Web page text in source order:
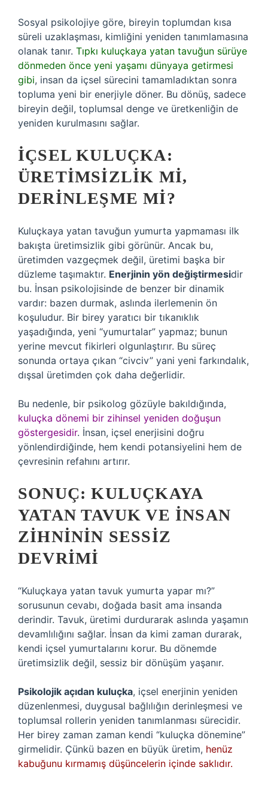
Sosyal psikolojiye göre, bireyin toplumdan kısa
süreli uzaklaşması, kimliğini yeniden tanımlamasına
olanak tanır. Tıpkı kuluçkaya yatan tavuğun sürüye
dönmeden önce yeni yaşamı dünyaya getirmesi
gibi, insan da içsel sürecini tamamladıktan sonra
topluma yeni bir enerjiyle döner. Bu dönüş, sadece
bireyin değil, toplumsal denge ve üretkenliğin de
yeniden kurulmasını sağlar.
İÇSEL KULUÇKA:
ÜRETIMSIZLIK MI,
DERINLEŞME MI?
Kuluçkaya yatan tavuğun yumurta yapmaması ilk
bakışta üretimsizlik gibi görünür. Ancak bu,
üretimden vazgeçmek değil, üretimi başka bir
düzleme taşımaktır. Enerjinin yön değiştirmesidir
bu. İnsan psikolojisinde de benzer bir dinamik
vardır: bazen durmak, aslında ilerlemenin ön
koşuludur. Bir birey yaratıcı bir tıkanıklık
yaşadığında, yeni “yumurtalar” yapmaz; bunun
yerine mevcut fikirleri olgunlaştırır. Bu süreç
sonunda ortaya çıkan “civciv” yani yeni farkındalık,
dışsal üretimden çok daha değerlidir.
Bu nedenle, bir psikolog gözüyle bakıldığında,
kuluçka dönemi bir zihinsel yeniden doğuşun
göstergesidir. İnsan, içsel enerjisini doğru
yönlendirdiğinde, hem kendi potansiyelini hem de
çevresinin refahını artırır.
SONUÇ: KULUÇKAYA
YATAN TAVUK VE İNSAN
ZIHNININ SESSIZ
DEVRIMI
“Kuluçkaya yatan tavuk yumurta yapar mı?”
sorusunun cevabı, doğada basit ama insanda
derindir. Tavuk, üretimi durdurarak aslında yaşamın
devamlılığını sağlar. İnsan da kimi zaman durarak,
kendi içsel yumurtalarını korur. Bu dönemde
üretimsizlik değil, sessiz bir dönüşüm yaşanır.
Psikolojik açıdan kuluçka, içsel enerjinin yeniden
düzenlenmesi, duygusal bağlılığın derinleşmesi ve
toplumsal rollerin yeniden tanımlanması sürecidir.
Her birey zaman zaman kendi “kuluçka dönemine”
girmelidir. Çünkü bazen en büyük üretim, henüz
kabuğunu kırmamış düşüncelerin içinde saklıdır.